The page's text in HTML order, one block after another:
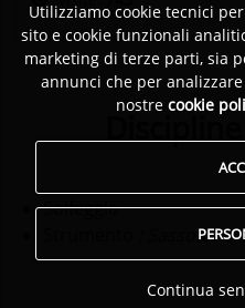
Solfeggio
: Sassofono
Utilizziamo cookie tecnici
sito e cookie funzionali
marketing di terze parti, sia
annunci che per
nostre cookie
Continua